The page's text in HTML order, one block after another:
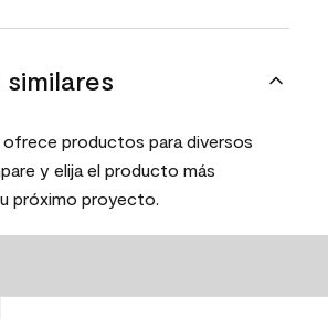
ofrece productos para diversos
y elija el producto más
próximo proyecto.